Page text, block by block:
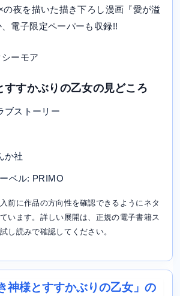
夜を描いた描き下ろし漫画『愛が溢
電子限定ペーパーも収録!!
ーモア
すすかぶりの乙女の見どころ
ブストーリー
か社
ベル: PRIMO
前に作品の方向性を確認できるようにネタ
います。詳しい展開は、正規の電子書籍ス
し読みで確認してください。
神様とすすかぶりの乙女」の